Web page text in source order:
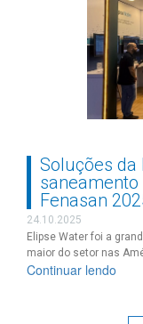
Soluções da
Fenasan
24.10.2025
Elipse Water foi a
maior do setor nas
Continuar lendo